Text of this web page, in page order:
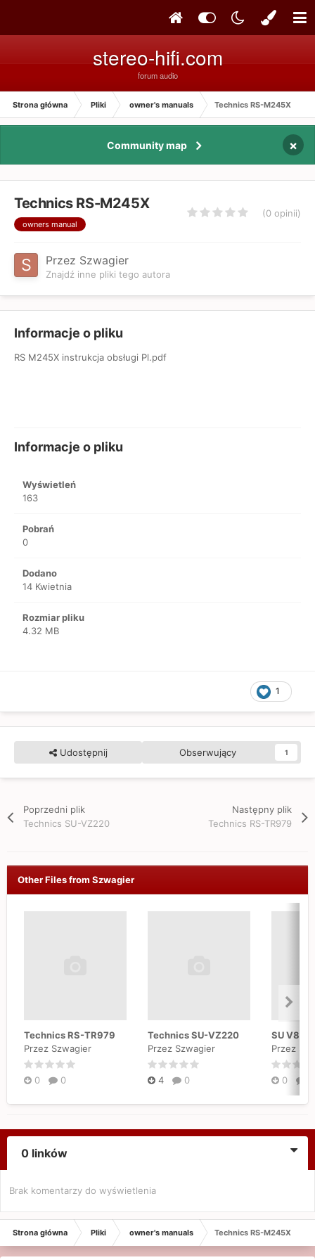
stereo-hifi.com
forum audio
Strona główna Pliki owner's manuals Technics RS-M245X
Community map ×
Technics RS-M245X
owners manual
(0 opinii)
Przez Szwagier
Znajdź inne pliki tego autora
Informacje o pliku
RS M245X instrukcja obsługi Pl.pdf
Informacje o pliku
Wyświetleń
163
Pobrań
0
Dodano
14 Kwietnia
Rozmiar pliku
4.32 MB
1
Udostępnij Obserwujący 1
Poprzedni plik
Technics SU-VZ220
Następny plik
Technics RS-TR979
Other Files from Szwagier
Technics RS-TR979
Przez Szwagier
0 0
Technics SU-VZ220
Przez Szwagier
4 0
Przez
0
0 linków
Brak komentarzy do wyświetlenia
Strona główna Pliki owner's manuals Technics RS-M245X